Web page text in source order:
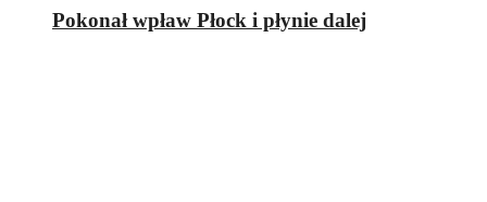
Pokonał wpław Płock i płynie dalej